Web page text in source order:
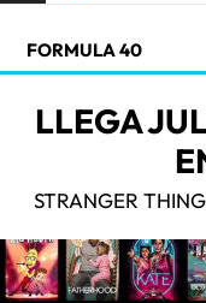
FORMULA 40
LLEGA
STRANGER